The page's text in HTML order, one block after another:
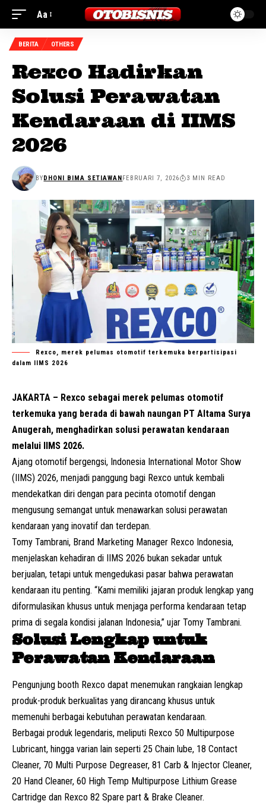
Aa
BERITA OTHERS
Rexco Hadirkan
Solusi Perawatan
Kendaraan di IIMS
2026
BYDHONI BIMA SETIAWANFEBRUARI 7, 2026 3 MIN READ
Rexco, merek pelumas otomotif terkemuka berpartisipasi
dalam IIMS 2026
JAKARTA – Rexco sebagai merek pelumas otomotif
terkemuka yang berada di bawah naungan PT Altama Surya
Anugerah, menghadirkan solusi perawatan kendaraan
melalui IIMS 2026.
Ajang otomotif bergengsi, Indonesia International Motor Show
(IIMS) 2026, menjadi panggung bagi Rexco untuk kembali
mendekatkan diri dengan para pecinta otomotif dengan
mengusung semangat untuk menawarkan solusi perawatan
kendaraan yang inovatif dan terdepan.
Tomy Tambrani, Brand Marketing Manager Rexco Indonesia,
menjelaskan kehadiran di IIMS 2026 bukan sekadar untuk
berjualan, tetapi untuk mengedukasi pasar bahwa perawatan
kendaraan itu penting. “Kami memiliki jajaran produk lengkap yang
diformulasikan khusus untuk menjaga performa kendaraan tetap
prima di segala kondisi jalanan Indonesia,” ujar Tomy Tambrani.
Solusi Lengkap untuk
Perawatan Kendaraan
Pengunjung booth Rexco dapat menemukan rangkaian lengkap
produk-produk berkualitas yang dirancang khusus untuk
memenuhi berbagai kebutuhan perawatan kendaraan.
Berbagai produk legendaris, meliputi Rexco 50 Multipurpose
Lubricant, hingga varian lain seperti 25 Chain lube, 18 Contact
Cleaner, 70 Multi Purpose Degreaser, 81 Carb & Injector Cleaner,
20 Hand Cleaner, 60 High Temp Multipurpose Lithium Grease
Cartridge dan Rexco 82 Spare part & Brake Cleaner.